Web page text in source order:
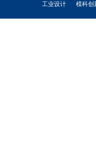
工业设计 模科创